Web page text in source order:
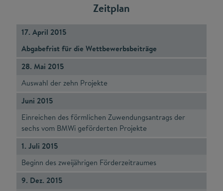
Zeitplan
17. April 2015
Abgabefrist für die Wettbewerbsbeiträge
28. Mai 2015
Auswahl der zehn Projekte
Juni 2015
Einreichen des förmlichen Zuwendungsantrags der
sechs vom BMWi geförderten Projekte
1. Juli 2015
Beginn des zweijährigen Förderzeitraumes
9. Dez. 2015